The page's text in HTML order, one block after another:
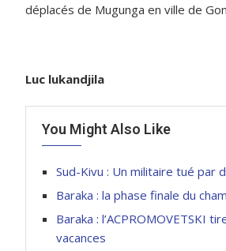
déplacés de Mugunga en ville de
Luc lukandjila
You Might Also Like
Sud-Kivu : Un militaire tué par
Baraka : la phase finale du
Baraka : l’ACPROMOVETSKI
vacances